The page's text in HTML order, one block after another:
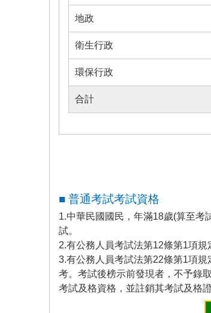
地政
衛生行政
環保行政
合計
■ 普通考試考試資格
1.中華民國國民，年滿18歲(算至考
試。
2.有公務人員考試法第12條第1項規
3.有公務人員考試法第22條第1項
考。考試後榜示前發現者，不予錄
考試及格資格，並註銷其考試及格